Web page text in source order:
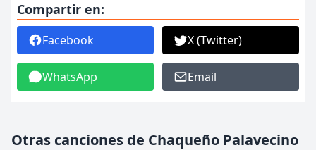
Compartir en:
Facebook X (Twitter)
WhatsApp Email
Otras canciones de Chaqueño Palavecino